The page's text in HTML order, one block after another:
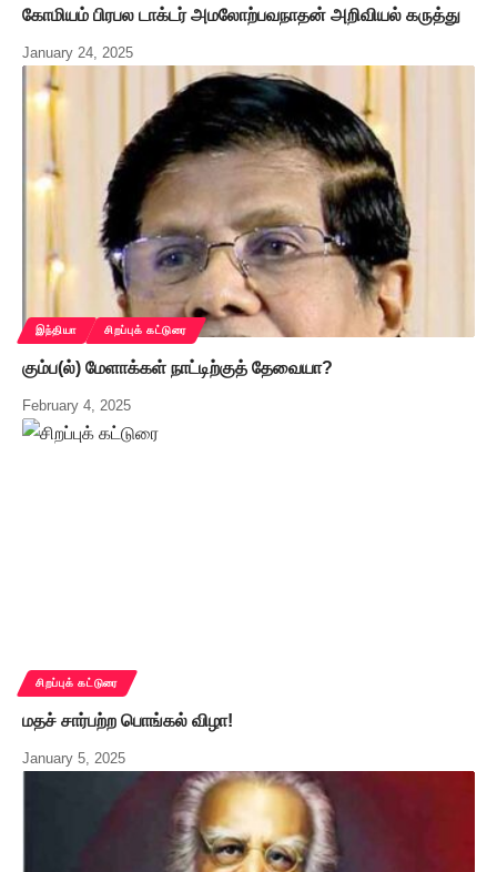
கோமியம் பிரபல டாக்டர் அமலோற்பவநாதன் அறிவியல் கருத்து
January 24, 2025
இந்தியா சிறப்புக் கட்டுரை
கும்ப(ல்) மேளாக்கள் நாட்டிற்குத் தேவையா?
February 4, 2025
சிறப்புக் கட்டுரை
மதச் சார்பற்ற பொங்கல் விழா!
January 5, 2025